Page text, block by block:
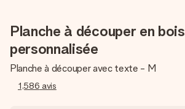
Planche à découper en bois
personnalisée
Planche à découper avec texte - M
1,586 avis